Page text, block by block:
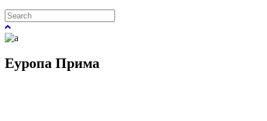
Еуропа Прима